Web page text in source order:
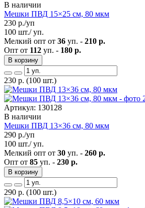
В наличии
Мешки ПВД 15×25 см, 80 мкм
230 р./уп
100 шт./ уп.
Мелкий опт от 36 уп. - 210 р.
Опт от 112 уп. - 180 р.
В корзину
230 р. (100 шт.)
Артикул: 130128
В наличии
Мешки ПВД 13×36 см, 80 мкм
290 р./уп
100 шт./ уп.
Мелкий опт от 30 уп. - 260 р.
Опт от 85 уп. - 230 р.
В корзину
290 р. (100 шт.)